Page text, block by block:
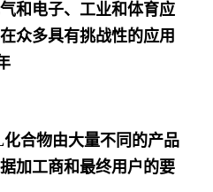
和电子、工业和体育应
众多具有挑战性的应用
合物由大量不同的产品
加工商和最终用户的要